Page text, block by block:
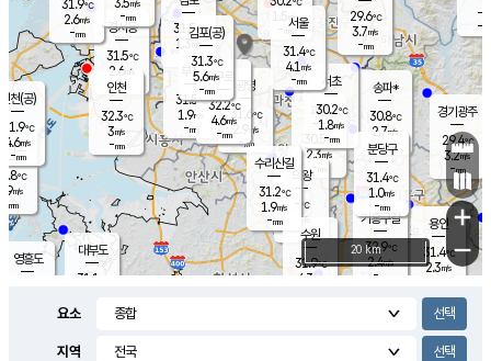
의도
℃
m/s
mm
영흥도
과천
30.5℃
2.3m/s
- mm
용인
31.4℃
2.3m/s
경기광주
29.4℃
3.2m/s
-mm
대부도
31.1
경서동
31.5℃
2.6 m/s
-mm
31.9℃
2.6m/s
-mm
-m/
-
의왕
- ℃
m/s
mm
31.5℃
1.3 m/s
mm
광명
31.6 ℃
2.9 m/s
-mm
부천
31.5℃
1.9m/s
-mm
m/s
-mm
구로
32.2℃
4.6m/s
-mm
1.5 m/s
- mm
29.6℃
3.7m/s
-mm
송파*
30.8℃
2.7m/s
-mm
서초
30.2℃
1.8m/s
-mm
기흥구갈
32.9℃
2.4m/s
-
수리산길
31.2℃
1.9m/s
-mm
분당구
31.4℃
1.0m/s
-mm
인천(공)
31.9℃
4.6m/s
-mm
김포(공)
31.3℃
5.6m/s
-mm
수원
31.9℃
4.3 m/s
인천
32.3℃
3m/s
-mm
서울
31.4℃
4.1 m/s
-mm
+
−
20 km
요소
지역